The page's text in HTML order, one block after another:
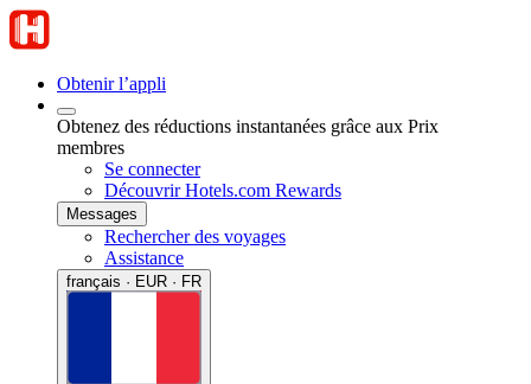
Obtenir l’appli
Obtenez des réductions instantanées grâce aux Prix
membres
Se connecter
Découvrir Hotels.com Rewards
Messages
Rechercher des voyages
Assistance
français · EUR · FR